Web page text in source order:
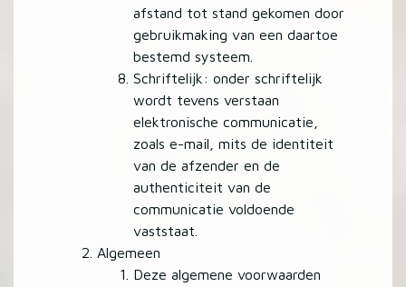
afstand tot stand gekomen door
gebruikmaking van een daartoe
bestemd systeem.
Schriftelijk: onder schriftelijk
wordt tevens verstaan
elektronische communicatie,
zoals e-mail, mits de identiteit
van de afzender en de
authenticiteit van de
communicatie voldoende
vaststaat.
Algemeen
Deze algemene voorwaarden